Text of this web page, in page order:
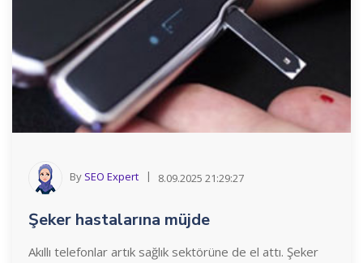
By SEO Expert 8.09.2025 21:29:27
Şeker hastalarına müjde
Akıllı telefonlar artık sağlık sektörüne de el attı. Şeker